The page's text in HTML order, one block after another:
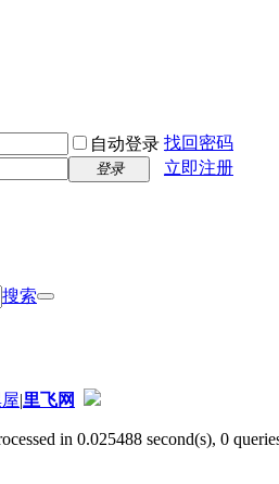
自动登录 找回密码
登录 立即注册
搜索
|里飞网
in 0.025488 second(s), 0